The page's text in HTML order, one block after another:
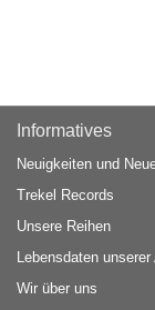
Informatives
Neuigkeiten und
Trekel Records
Unsere Reihen
Lebensdaten unserer
Wir über uns